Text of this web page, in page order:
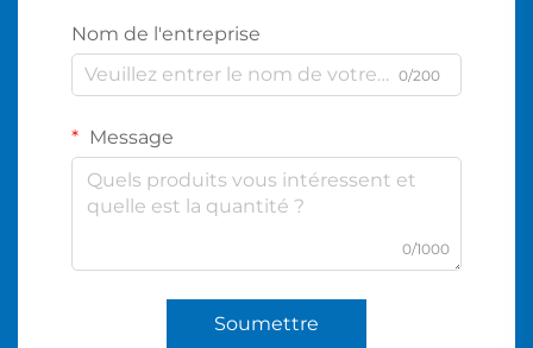
Nom de l'entreprise
0/200
Message
0/1000
Soumettre